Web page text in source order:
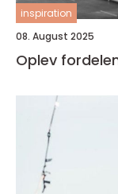
inspiration
08. August 2025
Oplev